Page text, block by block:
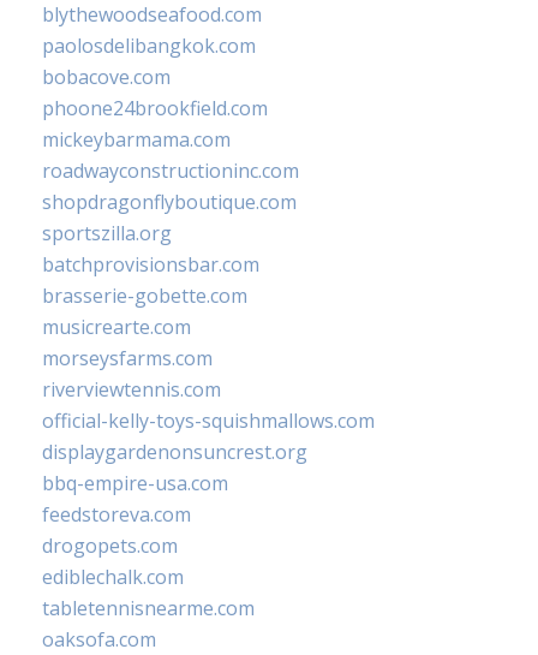
blythewoodseafood.com
paolosdelibangkok.com
bobacove.com
phoone24brookfield.com
mickeybarmama.com
roadwayconstructioninc.com
shopdragonflyboutique.com
sportszilla.org
batchprovisionsbar.com
brasserie-gobette.com
musicrearte.com
morseysfarms.com
riverviewtennis.com
official-kelly-toys-squishmallows.com
displaygardenonsuncrest.org
bbq-empire-usa.com
feedstoreva.com
drogopets.com
ediblechalk.com
tabletennisnearme.com
oaksofa.com